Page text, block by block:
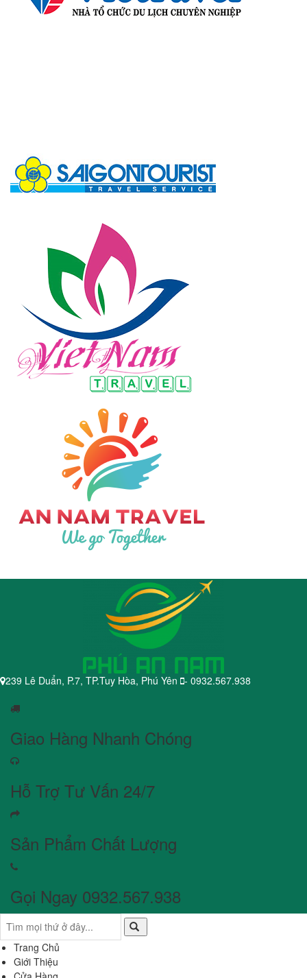
239 Lê Duẩn, P.7, TP.Tuy Hòa, Phú Yên - 0932.567.938
Giao Hàng Nhanh Chóng
Hỗ Trợ Tư Vấn 24/7
Sản Phẩm Chất Lượng
Gọi Ngay 0932.567.938
Trang Chủ
Giới Thiệu